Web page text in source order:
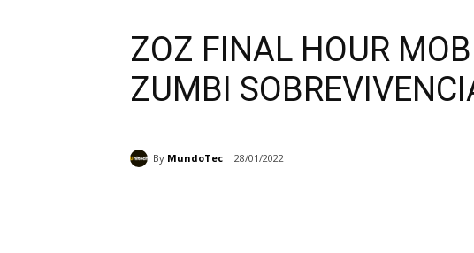
ZOZ FINAL HOUR
ZUMBI
By MundoTec 28/01/2022